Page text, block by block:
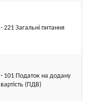
- 221 Загальні питання
- 101 Податок на додану
вартість (ПДВ)